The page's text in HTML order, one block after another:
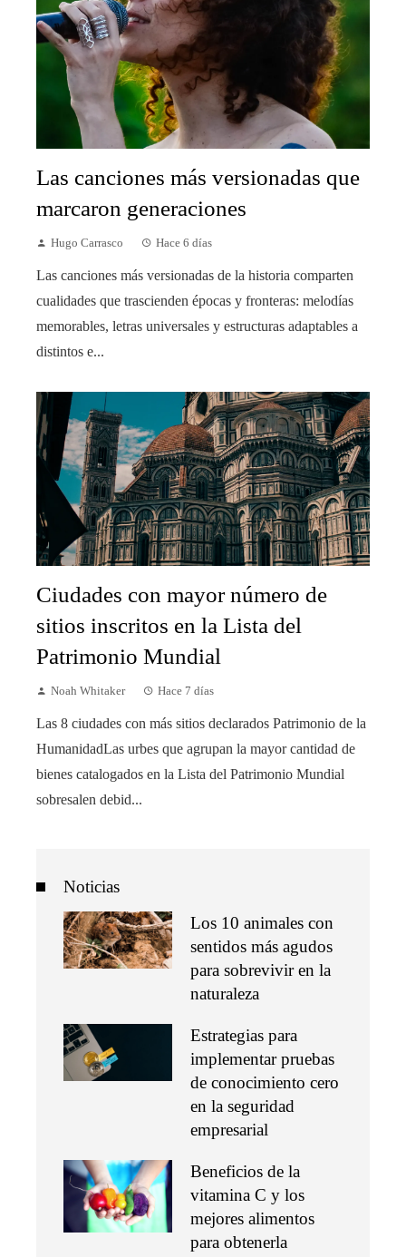
Las canciones más versionadas que
marcaron generaciones
Hugo Carrasco Hace 6 días
Las canciones más versionadas de la historia comparten
cualidades que trascienden épocas y fronteras: melodías
memorables, letras universales y estructuras adaptables a
distintos e...
Ciudades con mayor número de
sitios inscritos en la Lista del
Patrimonio Mundial
Noah Whitaker Hace 7 días
Las 8 ciudades con más sitios declarados Patrimonio de la
HumanidadLas urbes que agrupan la mayor cantidad de
bienes catalogados en la Lista del Patrimonio Mundial
sobresalen debid...
Noticias
Los 10 animales con
sentidos más agudos
para sobrevivir en la
naturaleza
Estrategias para
implementar pruebas
de conocimiento cero
en la seguridad
empresarial
Beneficios de la
vitamina C y los
mejores alimentos
para obtenerla